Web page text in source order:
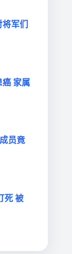
军们
家属
员竟
死 被